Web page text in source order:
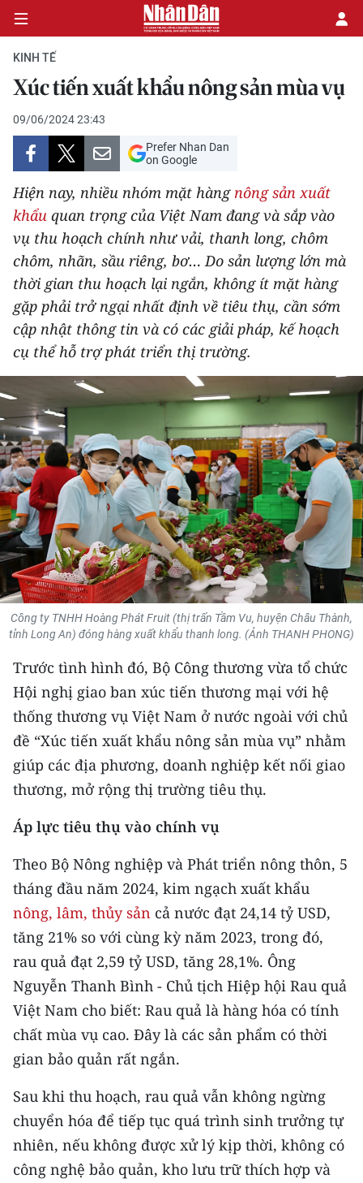
CHÍNH TRỊ
KINH TẾ
VĂN HÓA
XÃ HỘI
PHÁP LUẬT
DU LỊCH
THẾ GIỚI
THỂ THAO
GIÁO DỤC
Y TẾ
KHOA HỌC - CÔNG NGHỆ
MÔI TRƯỜNG
BẠN ĐỌC
KIỂM CHỨNG THÔNG TIN
54 DÂN TỘC VIỆT NAM
CHƯƠNG TRÌNH OCOP - MỖI XÃ
E-Magazine
Video
Media Chính trị
Media Kinh tế
Media Văn hóa
Media Xã hội
Media Pháp luật
Media Du lịch
Media Thế giới
KINH TẾ
Xúc tiến xuất khẩu nông sản mùa vụ
09/06/2024 23:43
Prefer Nhan Dan
on Google
Hiện nay, nhiều nhóm mặt hàng nông sản xuất
khẩu quan trọng của Việt Nam đang và sắp vào
vụ thu hoạch chính như vải, thanh long, chôm
chôm, nhãn, sầu riêng, bơ… Do sản lượng lớn mà
thời gian thu hoạch lại ngắn, không ít mặt hàng
gặp phải trở ngại nhất định về tiêu thụ, cần sớm
cập nhật thông tin và có các giải pháp, kế hoạch
cụ thể hỗ trợ phát triển thị trường.
Công ty TNHH Hoàng Phát Fruit (thị trấn Tầm Vu, huyện Châu Thành,
tỉnh Long An) đóng hàng xuất khẩu thanh long. (Ảnh THANH PHONG)
Trước tình hình đó, Bộ Công thương vừa tổ chức
Hội nghị giao ban xúc tiến thương mại với hệ
thống thương vụ Việt Nam ở nước ngoài với chủ
đề “Xúc tiến xuất khẩu nông sản mùa vụ” nhằm
giúp các địa phương, doanh nghiệp kết nối giao
thương, mở rộng thị trường tiêu thụ.
Áp lực tiêu thụ vào chính vụ
Theo Bộ Nông nghiệp và Phát triển nông thôn, 5
tháng đầu năm 2024, kim ngạch xuất khẩu
nông, lâm, thủy sản cả nước đạt 24,14 tỷ USD,
tăng 21% so với cùng kỳ năm 2023, trong đó,
rau quả đạt 2,59 tỷ USD, tăng 28,1%. Ông
Nguyễn Thanh Bình - Chủ tịch Hiệp hội Rau quả
Việt Nam cho biết: Rau quả là hàng hóa có tính
chất mùa vụ cao. Đây là các sản phẩm có thời
gian bảo quản rất ngắn.
Sau khi thu hoạch, rau quả vẫn không ngừng
chuyển hóa để tiếp tục quá trình sinh trưởng tự
nhiên, nếu không được xử lý kịp thời, không có
công nghệ bảo quản, kho lưu trữ thích hợp và